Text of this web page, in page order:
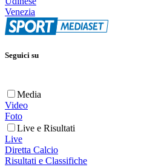
Venezia
Seguici su
Media
Video
Foto
Live e Risultati
Live
Diretta Calcio
Risultati e Classifiche